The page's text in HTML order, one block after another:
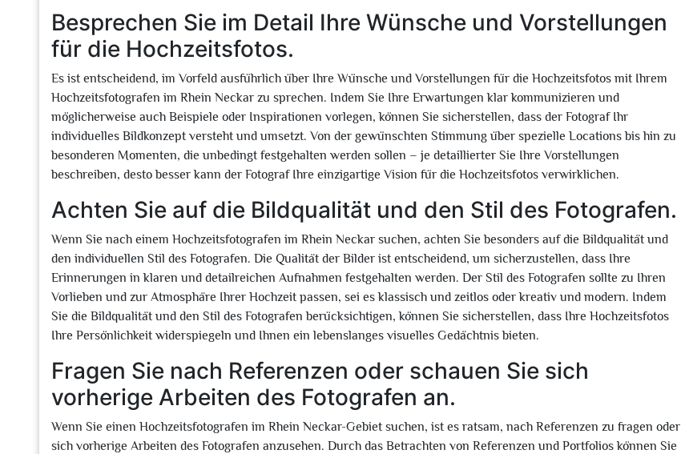
Besprechen Sie im Detail Ihre Wünsche und Vorstellungen
für die Hochzeitsfotos.
Es ist entscheidend, im Vorfeld ausführlich über Ihre Wünsche und Vorstellungen für die Hochzeitsfotos mit Ihrem
Hochzeitsfotografen im Rhein Neckar zu sprechen. Indem Sie Ihre Erwartungen klar kommunizieren und
möglicherweise auch Beispiele oder Inspirationen vorlegen, können Sie sicherstellen, dass der Fotograf Ihr
individuelles Bildkonzept versteht und umsetzt. Von der gewünschten Stimmung über spezielle Locations bis hin zu
besonderen Momenten, die unbedingt festgehalten werden sollen – je detaillierter Sie Ihre Vorstellungen
beschreiben, desto besser kann der Fotograf Ihre einzigartige Vision für die Hochzeitsfotos verwirklichen.
Achten Sie auf die Bildqualität und den Stil des Fotografen.
Wenn Sie nach einem Hochzeitsfotografen im Rhein Neckar suchen, achten Sie besonders auf die Bildqualität und
den individuellen Stil des Fotografen. Die Qualität der Bilder ist entscheidend, um sicherzustellen, dass Ihre
Erinnerungen in klaren und detailreichen Aufnahmen festgehalten werden. Der Stil des Fotografen sollte zu Ihren
Vorlieben und zur Atmosphäre Ihrer Hochzeit passen, sei es klassisch und zeitlos oder kreativ und modern. Indem
Sie die Bildqualität und den Stil des Fotografen berücksichtigen, können Sie sicherstellen, dass Ihre Hochzeitsfotos
Ihre Persönlichkeit widerspiegeln und Ihnen ein lebenslanges visuelles Gedächtnis bieten.
Fragen Sie nach Referenzen oder schauen Sie sich
vorherige Arbeiten des Fotografen an.
Wenn Sie einen Hochzeitsfotografen im Rhein Neckar-Gebiet suchen, ist es ratsam, nach Referenzen zu fragen oder
sich vorherige Arbeiten des Fotografen anzusehen. Durch das Betrachten von Referenzen und Portfolios können Sie